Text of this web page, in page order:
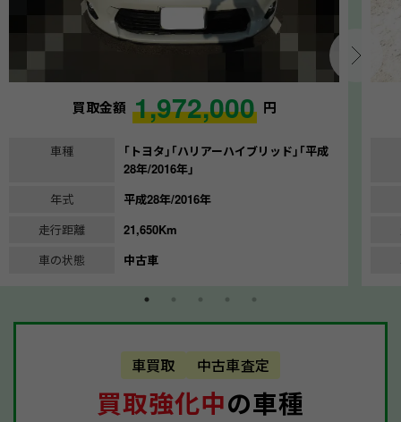
買取金額 1,972,000 円
車種
｢トヨタ｣｢ハリアーハイブリッド｣｢平成
28年/2016年｣
年式
平成28年/2016年
走行距離
21,650Km
車の状態
中古車
車買取 中古車査定
買取強化中の車種